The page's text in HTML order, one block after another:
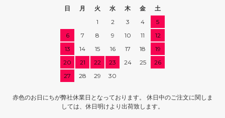
日
月 火 水 木 金
土
1
2 3 4
5
6
7 8 9 10 11
12
13
14 15 16 17 18
19
20
21 22 23 24 25
26
27
28 29 30
赤色のお日にちが弊社休業日となっております。 休日中のご注文に関しま
しては、休日明けより出荷致します。